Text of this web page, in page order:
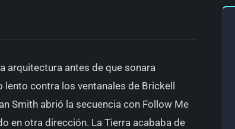
arquitectura antes de que sonara
contra los ventanales de Brickell
Smith abrió la secuencia con Follow Me
en otra dirección. La Tierra acababa de